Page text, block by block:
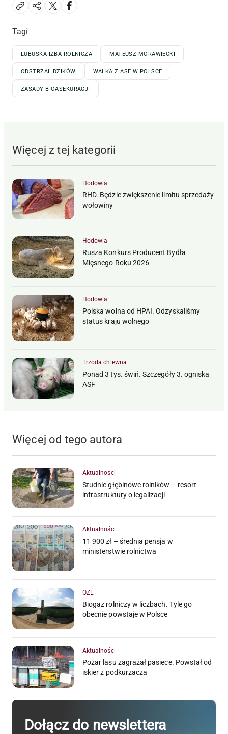
Tagi
LUBUSKA IZBA ROLNICZA MATEUSZ MORAWIECKI
ODSTRZAŁ DZIKÓW WALKA Z ASF W POLSCE
ZASADY BIOASEKURACJI
Więcej z tej kategorii
Hodowla
RHD. Będzie zwiększenie limitu sprzedaży
wołowiny
Hodowla
Rusza Konkurs Producent Bydła
Mięsnego Roku 2026
Hodowla
Polska wolna od HPAI. Odzyskaliśmy
status kraju wolnego
Trzoda chlewna
Ponad 3 tys. świń. Szczegóły 3. ogniska
ASF
Więcej od tego autora
Aktualności
Studnie głębinowe rolników – resort
infrastruktury o legalizacji
Aktualności
11 900 zł – średnia pensja w
ministerstwie rolnictwa
OZE
Biogaz rolniczy w liczbach. Tyle go
obecnie powstaje w Polsce
Aktualności
Pożar lasu zagrażał pasiece. Powstał od
iskier z podkurzacza
Dołącz do newslettera